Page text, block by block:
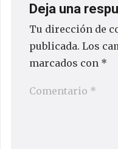
Deja una
Tu dirección de
publicada. Los
marcados con *